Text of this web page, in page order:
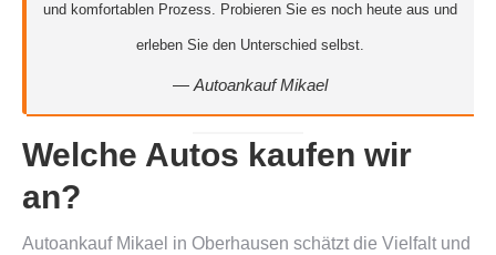
und komfortablen Prozess. Probieren Sie es noch heute aus und
erleben Sie den Unterschied selbst.
— Autoankauf Mikael
Welche Autos kaufen wir
an?
Autoankauf Mikael in Oberhausen schätzt die Vielfalt und